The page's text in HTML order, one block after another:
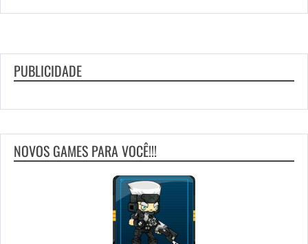
PUBLICIDADE
NOVOS GAMES PARA VOCÊ!!!